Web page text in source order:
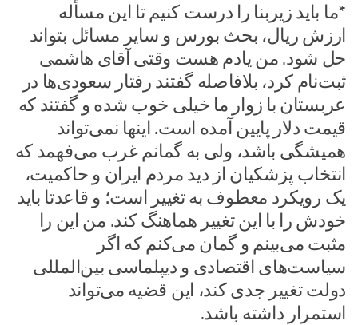
*ما باید زیربنا را درست کنیم تا این مسأله
ارزش ریال، بحث بورس و سایر مسائل بتواند
حل شود. من یادم هست وقتی آقای هاشمی
ثبت‌نام کرد، بلافاصله گفتند رفتار سعودی‌ها در
عربستان با زوار ما خیلی خوب شده و گفتند که
قیمت دلار پایین آمده است. اینها نمی‌تواند
همیشگی باشد، ولی به گمانم غرب می‌فهمد که
انتخاب پزشکیان از دید مردم ایران و حاکمیت،
یک رویکرد معطوف به تغییر است؛ و قاعدتا باید
خودش را با این تغییر هماهنگ کند. من این را
مثبت می‌بینم و گمان می‌کنم که اگر
سیاست‌های اقتصادی و دیپلماسی بین‌المللی
دولت تغییر جدی کند، این قضیه می‌تواند
استمرار داشته باشد.